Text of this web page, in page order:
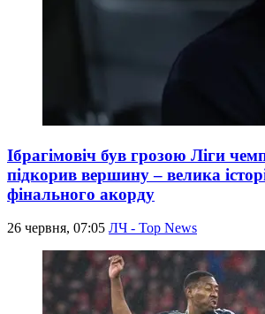
Ібрагімовіч був грозою Ліги
підкорив вершину – велика
фінального акорду
26 червня, 07:05 ЛЧ - Top News